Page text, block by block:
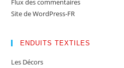
Flux des commentaires
Site de WordPress-FR
ENDUITS TEXTILES
Les Décors